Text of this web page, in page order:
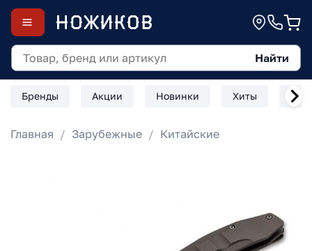
Найти
Бренды Акции Новинки Хиты
Главная Зарубежные Китайские